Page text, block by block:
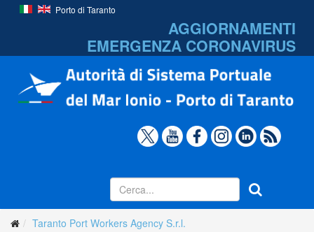
Porto di Taranto
AGGIORNAMENTI
EMERGENZA CORONAVIRUS
Taranto Port Workers Agency S.r.l.